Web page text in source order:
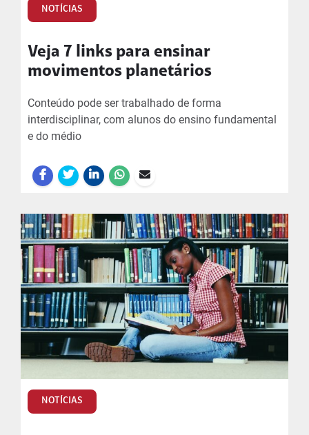
NOTÍCIAS
Veja 7 links para ensinar
movimentos planetários
Conteúdo pode ser trabalhado de forma
interdisciplinar, com alunos do ensino fundamental
e do médio
NOTÍCIAS